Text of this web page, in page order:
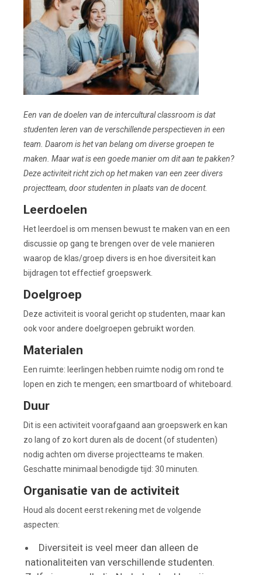
Een van de doelen van de intercultural classroom is dat
studenten leren van de verschillende perspectieven in een
team. Daarom is het van belang om diverse groepen te
maken. Maar wat is een goede manier om dit aan te pakken?
Deze activiteit richt zich op het maken van een zeer divers
projectteam, door studenten in plaats van de docent.
Leerdoelen
Het leerdoel is om mensen bewust te maken van en een
discussie op gang te brengen over de vele manieren
waarop de klas/groep divers is en hoe diversiteit kan
bijdragen tot effectief groepswerk.
Doelgroep
Deze activiteit is vooral gericht op studenten, maar kan
ook voor andere doelgroepen gebruikt worden.
Materialen
Een ruimte: leerlingen hebben ruimte nodig om rond te
lopen en zich te mengen; een smartboard of whiteboard.
Duur
Dit is een activiteit voorafgaand aan groepswerk en kan
zo lang of zo kort duren als de docent (of studenten)
nodig achten om diverse projectteams te maken.
Geschatte minimaal benodigde tijd: 30 minuten.
Organisatie van de activiteit
Houd als docent eerst rekening met de volgende
aspecten:
Diversiteit is veel meer dan alleen de
nationaliteiten van verschillende studenten.